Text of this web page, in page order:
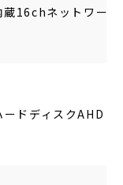
蔵16chネットワー
ドディスクAHD レ